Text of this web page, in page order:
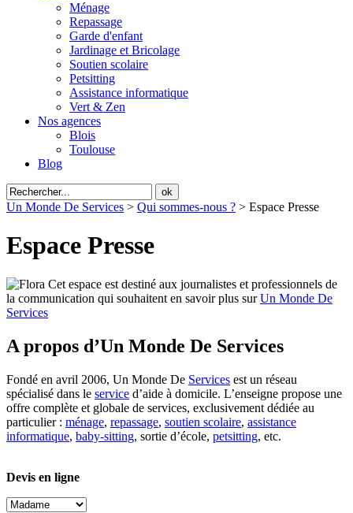
Ménage
Repassage
Garde d'enfant
Jardinage et Bricolage
Soutien scolaire
Petsitting
Assistance informatique
Vert & Zen
Nos agences
Blois
Toulouse
Blog
Un Monde De Services > Qui sommes-nous ? > Espace Presse
Espace Presse
Cet espace est destiné aux journalistes et professionnels de
la communication qui souhaitent en savoir plus surUn Monde De
Services
A propos d’Un Monde De Services
Fondé en avril 2006, Un Monde De Services est un réseau
spécialisé dans le service d’aide à domicile. L’enseigne propose une
offre complète et globale de services, exclusivement dédiée au
particulier : ménage, repassage, soutien scolaire, assistance
informatique, baby-sitting, sortie d’école, petsitting, etc.
Devis en ligne